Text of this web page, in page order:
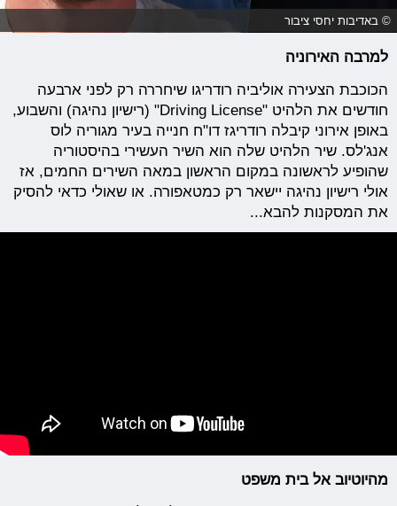
© באדיבות יחסי ציבור
למרבה האירוניה
הכוכבת הצעירה אוליביה רודריגו שיחררה רק לפני ארבעה
חודשים את הלהיט "Driving License" (רישיון נהיגה) והשבוע,
באופן אירוני קיבלה רודריגז דו"ח חנייה בעיר מגוריה לוס
אנג'לס. שיר הלהיט שלה הוא השיר העשירי בהיסטוריה
שהופיע לראשונה במקום הראשון במאה השירים החמים, אז
אולי רישיון נהיגה יישאר רק כמטאפורה. או שאולי כדאי להסיק
את המסקנות להבא...
מהיוטיוב אל בית משפט